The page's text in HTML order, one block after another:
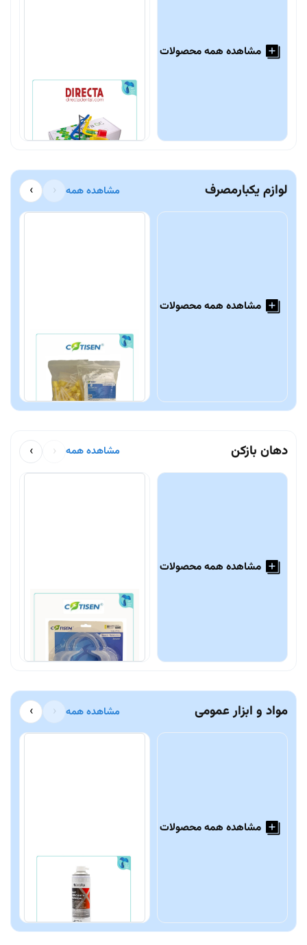
مشاهده همه محصولات
هولدر فسفر پلیت
19,800,000 تومان
لوازم یکبارمصرف مشاهده همه ‹
›
مشاهده همه محصولات
میکسینگ تیپ COTISEN
490,000 تومان
دهان بازکن مشاهده همه ‹
›
مشاهده همه محصولات
دهان بازکن نعلی شکل
Cotisen
850,000 تومان
مواد و ابزار عمومی مشاهده همه ‹
›
مشاهده همه محصولات
اسپری روغن Dentaflux